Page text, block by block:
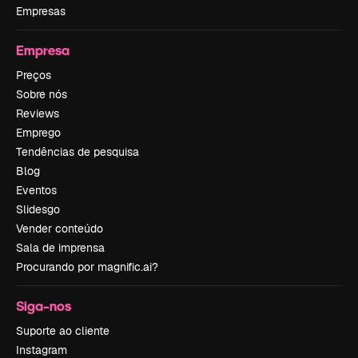
Empresas
Empresa
Preços
Sobre nós
Reviews
Emprego
Tendências de pesquisa
Blog
Eventos
Slidesgo
Vender conteúdo
Sala de imprensa
Procurando por magnific.ai?
Siga-nos
Suporte ao cliente
Instagram